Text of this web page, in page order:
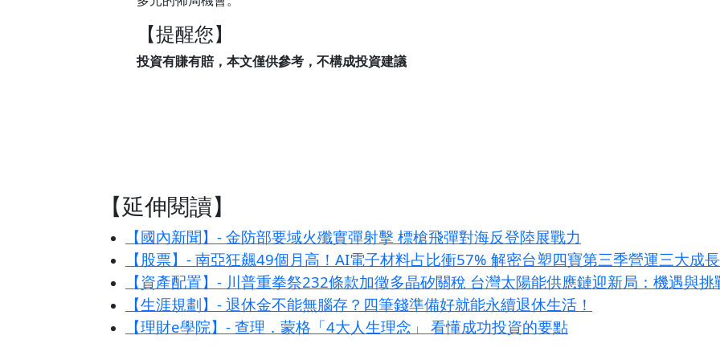
【提醒您】
投資有賺有賠，本文僅供參考，不構成投資建議
【延伸閱讀】
【國內新聞】- 金防部要域火殲實彈射擊 標槍飛彈對海反登陸展戰力
【股票】- 南亞狂飆49個月高！AI電子材料占比衝57% 解密台塑四寶第三季營運三大成
【資產配置】- 川普重拳祭232條款加徵多晶矽關稅 台灣太陽能供應鏈迎新局：機遇與挑
【生涯規劃】- 退休金不能無腦存？四筆錢準備好就能永續退休生活！
【理財e學院】- 查理．蒙格「4大人生理念」 看懂成功投資的要點